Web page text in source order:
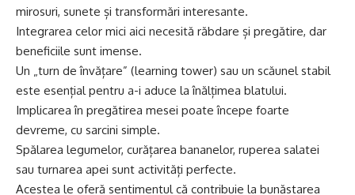
mirosuri, sunete și transformări interesante.
Integrarea celor mici aici necesită răbdare și pregătire, dar
beneficiile sunt imense.
Un „turn de învățare” (learning tower) sau un scăunel stabil
este esențial pentru a-i aduce la înălțimea blatului.
Implicarea în pregătirea mesei poate începe foarte
devreme, cu sarcini simple.
Spălarea legumelor, curățarea bananelor, ruperea salatei
sau turnarea apei sunt activități perfecte.
Acestea le oferă sentimentul că contribuie la bunăstarea